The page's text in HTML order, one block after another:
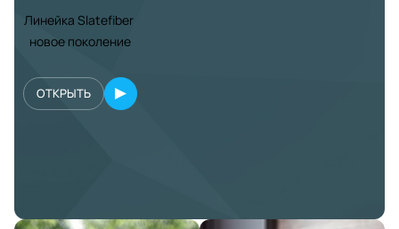
Линейка Slatefiber
новое поколение
ОТКРЫТЬ